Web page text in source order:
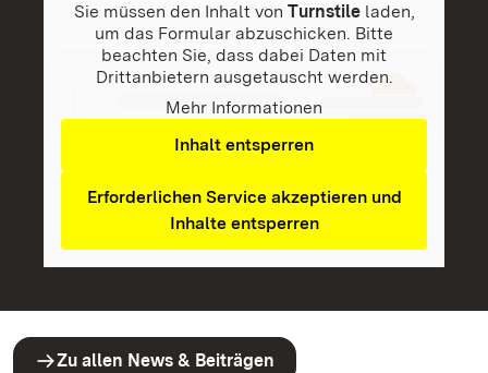
Sie müssen den Inhalt von Turnstileladen,
um das Formular abzuschicken. Bitte
beachten Sie, dass dabei Daten mit
Drittanbietern ausgetauscht werden.
Mehr Informationen
Inhalt entsperren
Erforderlichen Service akzeptieren und
Inhalte entsperren
Zu allen News & Beiträgen